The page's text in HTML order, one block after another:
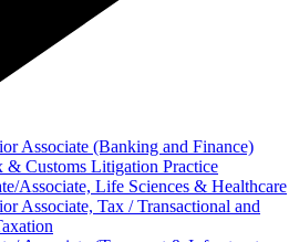
Associate (Banking and Finance)
& Customs Litigation Practice
Associate, Life Sciences & Healthcare
Associate, Tax / Transactional and